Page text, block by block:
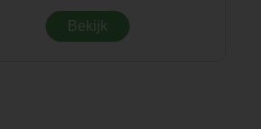
Bekijk